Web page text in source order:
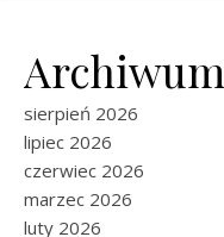
Archiwum
sierpień 2026
lipiec 2026
czerwiec 2026
marzec 2026
luty 2026